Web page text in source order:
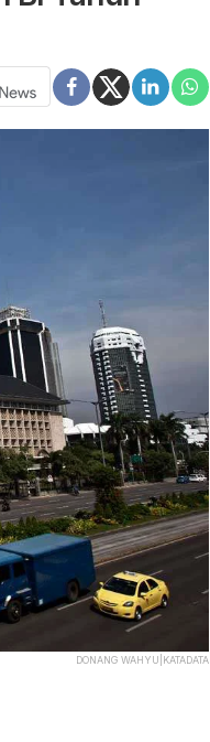
DONANG WAHYU|KATADATA